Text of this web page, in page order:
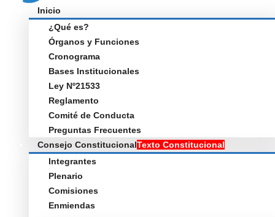
Inicio
¿Qué es?
Órganos y Funciones
Cronograma
Bases Institucionales
Ley Nº21533
Reglamento
Comité de Conducta
Preguntas Frecuentes
Consejo ConstitucionalTexto Constitucional
Integrantes
Plenario
Comisiones
Enmiendas